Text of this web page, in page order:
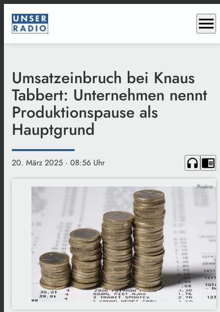
menu
Umsatzeinbruch bei Knaus
Tabbert: Unternehmen nennt
Produktionspause als
Hauptgrund
20. März 2025 · 08:56 Uhr headphones chrome_reader_mode
Pixabay